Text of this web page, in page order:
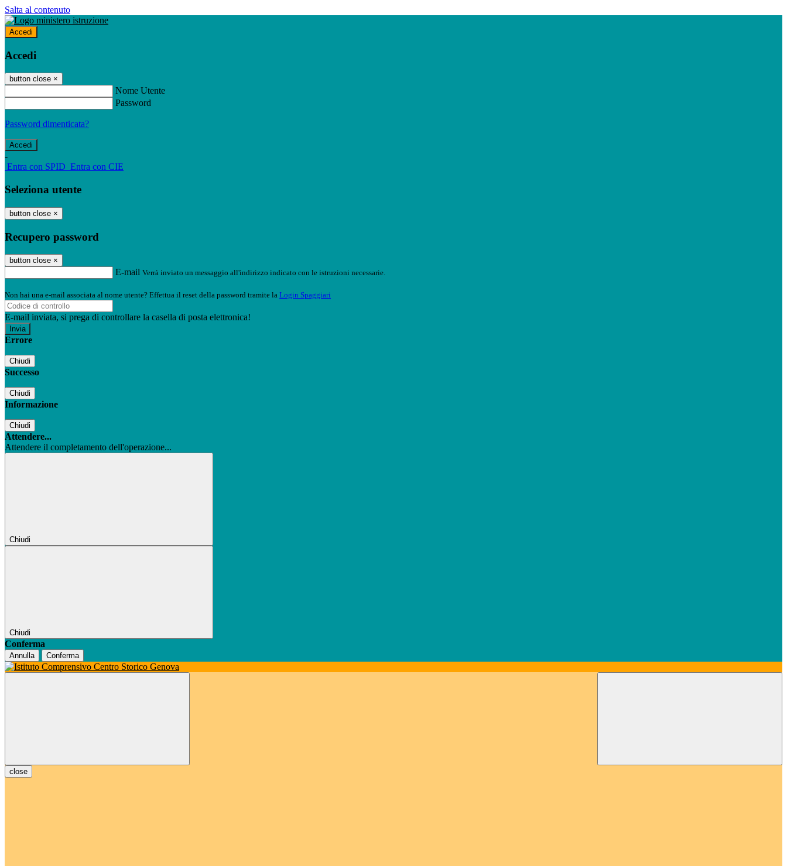
Salta al contenuto
Accedi
Accedi
button close ×
Nome Utente
Password
Password dimenticata?
-
Entra con SPID Entra con CIE
Seleziona utente
button close ×
Recupero password
button close ×
E-mail Verrà inviato un messaggio all'indirizzo indicato con le istruzioni necessarie.
Non hai una e-mail associata al nome utente? Effettua il reset della password tramite la Login Spaggiari
E-mail inviata, si prega di controllare la casella di posta elettronica!
Errore
Chiudi
Successo
Chiudi
Informazione
Chiudi
Attendere...
Attendere il completamento dell'operazione...
Chiudi
Chiudi
Conferma
Annulla Conferma
close